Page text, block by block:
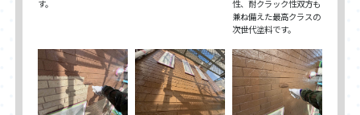
す。
性、耐クラック性双方も
兼ね備えた最高クラスの
次世代塗料です。